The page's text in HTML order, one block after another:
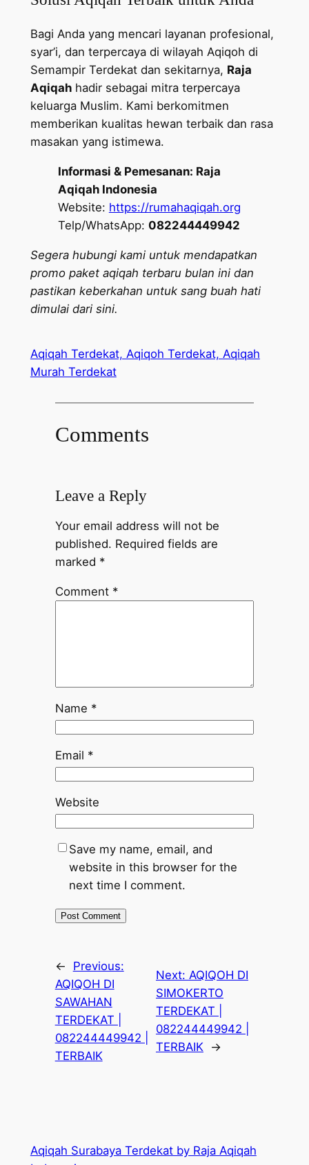
Bagi Anda yang mencari layanan profesional,
syar’i, dan terpercaya di wilayah Aqiqoh di
Semampir Terdekat dan sekitarnya, Raja
Aqiqahhadir sebagai mitra terpercaya
keluarga Muslim. Kami berkomitmen
memberikan kualitas hewan terbaik dan rasa
masakan yang istimewa.
Informasi & Pemesanan: Raja
Aqiqah Indonesia
Website: https://rumahaqiqah.org
Telp/WhatsApp: 082244449942
Segera hubungi kami untuk mendapatkan
promo paket aqiqah terbaru bulan ini dan
pastikan keberkahan untuk sang buah hati
dimulai dari sini.
Aqiqah Terdekat, Aqiqoh Terdekat, Aqiqah
Murah Terdekat
Comments
Leave a Reply
Your email address will not be
published. Required fields are
marked *
Comment *
Name *
Email *
Website
Save my name, email, and
website in this browser for the
next time I comment.
←
Previous:
AQIQOH DI
SAWAHAN
TERDEKAT |
082244449942 |
TERBAIK
Next: AQIQOH DI
SIMOKERTO
TERDEKAT |
082244449942 |
TERBAIK
→
Aqiqah Surabaya Terdekat by Raja Aqiqah